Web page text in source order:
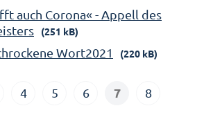
auch Corona« - Appell des
(251 kB)
Wort2021 (220 kB)
4 5 6 7 8